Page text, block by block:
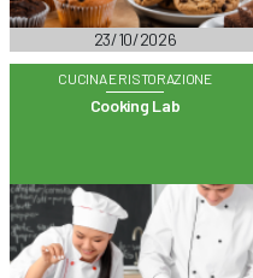
23/10/2026
CUCINA E RISTORAZIONE
Cooking Lab